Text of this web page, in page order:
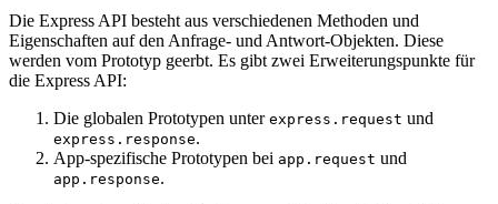
Die Express API besteht aus verschiedenen Methoden und
Eigenschaften auf den Anfrage- und Antwort-Objekten. Diese
werden vom Prototyp geerbt. Es gibt zwei Erweiterungspunkte für
die Express API:
Die globalen Prototypen unter express.request und
express.response.
App-spezifische Prototypen bei app.request und
app.response.